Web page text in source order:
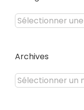
Catégories
du
Archives
Archives